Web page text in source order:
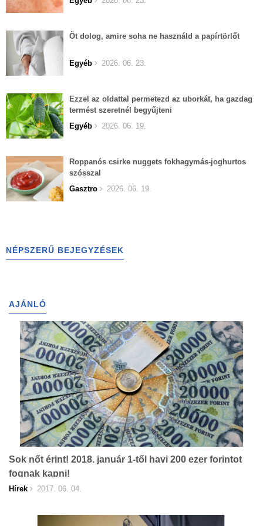
Öt dolog, amire soha ne használd a papírtörlőt
Egyéb 2026. 06. 23.
Ezzel az oldattal permetezd az uborkát, ha gazdag
termést szeretnél begyűjteni
Egyéb
2026. 06. 19.
Roppanós csirke nuggets fokhagymás-joghurtos
szósszal
Gasztro
2026. 06. 19.
NÉPSZERŰ BEJEGYZÉSEK
AJÁNLÓ
Sok nőt érint! 2018. január 1-től havi 200 ezer forintot
fognak kapni!
Hírek 2017. 06. 04.